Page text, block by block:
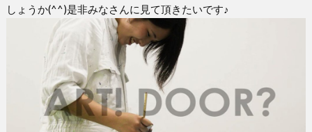
しょうか(^^)是非みなさんに見て頂きたいです♪